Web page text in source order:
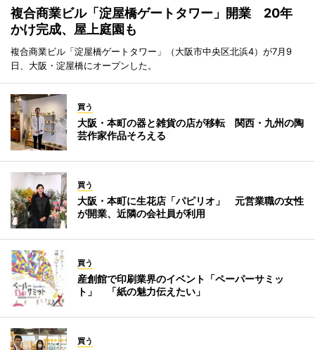
複合商業ビル「淀屋橋ゲートタワー」開業 20年
かけ完成、屋上庭園も
複合商業ビル「淀屋橋ゲートタワー」（大阪市中央区北浜4）が7月9
日、大阪・淀屋橋にオープンした。
買う
大阪・本町の器と雑貨の店が移転 関西・九州の陶
芸作家作品そろえる
買う
大阪・本町に生花店「パピリオ」 元営業職の女性
が開業、近隣の会社員が利用
買う
産創館で印刷業界のイベント「ペーパーサミッ
ト」 「紙の魅力伝えたい」
買う